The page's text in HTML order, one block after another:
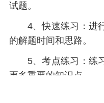
试题。
4、快速练习：进
的解题时间和思路。
5、考点练习：练
更多重要的知识点。